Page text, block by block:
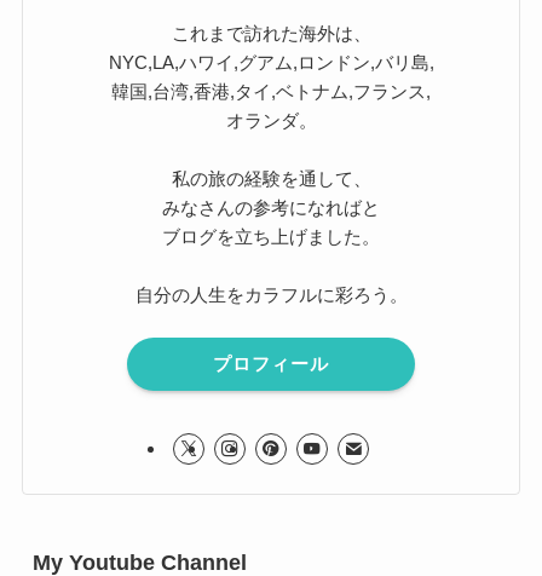
これまで訪れた海外は、
NYC,LA,ハワイ,グアム,ロンドン,バリ島,
韓国,台湾,香港,タイ,ベトナム,フランス,
オランダ。
私の旅の経験を通して、
みなさんの参考になればと
ブログを立ち上げました。
自分の人生をカラフルに彩ろう。
プロフィール
My Youtube Channel